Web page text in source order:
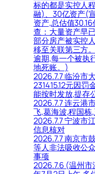
标的都是实控人
融)、30亿资产(
资产,总估值
查：大量资产早
部分房产被实控
移至关联第三方
逾期,每一个被执
地死账。)
2026.7.7 临汾市
231415.12元因罚
能按时发放,提存
2026.7.7 连云港
飞,葛海波,程国
2026.7.7 宁波市
信息核对
2026.7.7 南京市
等人非法吸收公
事项
2026.7.6 (温州